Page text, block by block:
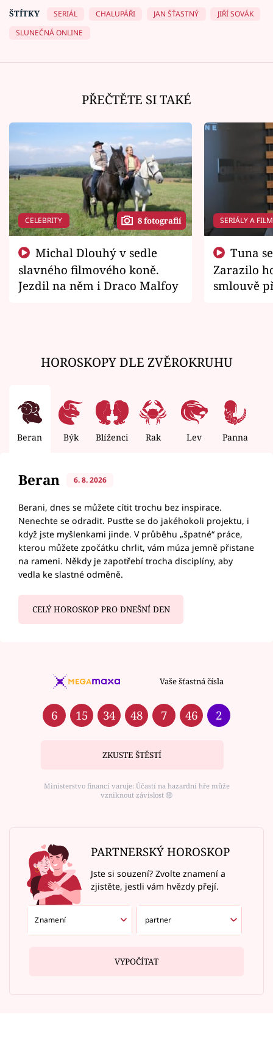
ŠTÍTKY SERIÁL CHALUPÁŘI JAN ŠŤASTNÝ
JIŘÍ SOVÁK
SLUNEČNÁ ONLINE
PŘEČTĚTE SI TAKÉ
CELEBRITY 8 fotografií
slavného filmového koně.
Jezdil na něm i Draco Malfoy
SERIÁLY A
Zarazilo
smlouvě
HOROSKOPY DLE ZVĚROKRUHU
Beran Býk Blíženci Rak Lev Panna
Beran 6. 8. 2026
Berani, dnes se můžete cítit trochu bez inspirace.
Nenechte se odradit. Pusťte se do jakéhokoli projektu, i
když jste myšlenkami jinde. V průběhu „špatné“ práce,
kterou můžete zpočátku chrlit, vám múza jemně přistane
na rameni. Někdy je zapotřebí trocha disciplíny, aby
vedla ke slastné odměně.
CELÝ HOROSKOP PRO DNEŠNÍ DEN
Vaše šťastná čísla
6 15 34 48 7 46 2
ZKUSTE ŠTĚSTÍ
Ministerstvo financí varuje: Účastí na hazardní hře může
vzniknout závislost ⑱
PARTNERSKÝ HOROSKOP
Jste si souzení? Zvolte znamení a
zjistěte, jestli vám hvězdy přejí.
VYPOČÍTAT